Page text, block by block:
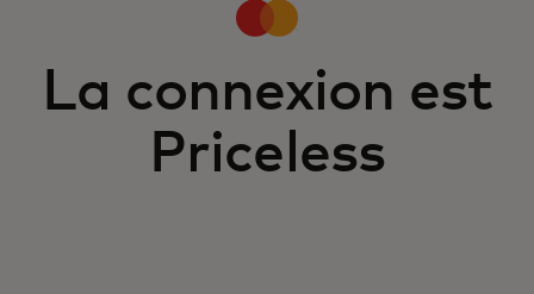
La connexion est
Priceless